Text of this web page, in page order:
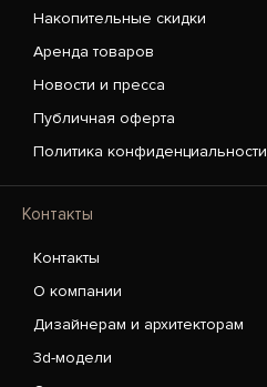
Накопительные скидки
Аренда товаров
Новости и пресса
Публичная оферта
Политика конфиденциальности
Контакты
Контакты
О компании
Дизайнерам и архитекторам
3d-модели